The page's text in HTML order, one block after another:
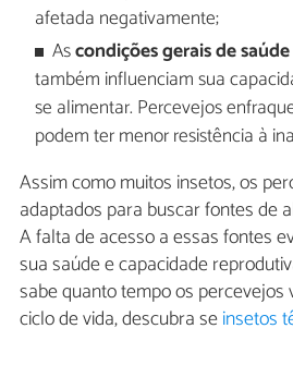
afetada negativamente;
Ascondições gerais de saúde
também influenciam sua
se alimentar. Percevejos
podem ter menor resistência à
Assim como muitos insetos, os
adaptados para buscar fontes de
A falta de acesso a essas fontes
sua saúde e capacidade
sabe quanto tempo os percevejos
ciclo de vida, descubra seinsetos